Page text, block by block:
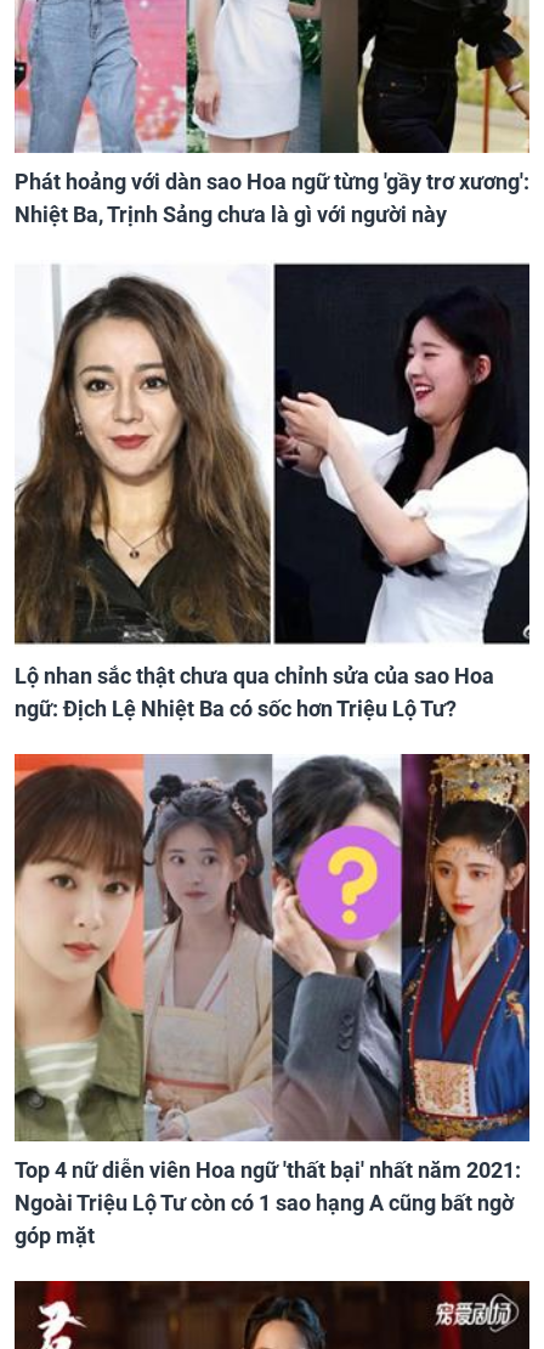
Phát hoảng với dàn sao Hoa ngữ từng 'gầy trơ xương':
Nhiệt Ba, Trịnh Sảng chưa là gì với người này
Lộ nhan sắc thật chưa qua chỉnh sửa của sao Hoa
ngữ: Địch Lệ Nhiệt Ba có sốc hơn Triệu Lộ Tư?
Top 4 nữ diễn viên Hoa ngữ 'thất bại' nhất năm 2021:
Ngoài Triệu Lộ Tư còn có 1 sao hạng A cũng bất ngờ
góp mặt